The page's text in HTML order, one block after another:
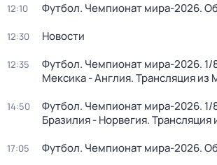
12:10 Футбол. Чемпионат мира-2026.
12:30 Новости
12:35
Футбол. Чемпионат мира-2026. 1/
Мексика - Англия. Трансляция из
14:50
Футбол. Чемпионат мира-2026. 1/
Бразилия - Норвегия.
17:05 Футбол. Чемпионат мира-2026.